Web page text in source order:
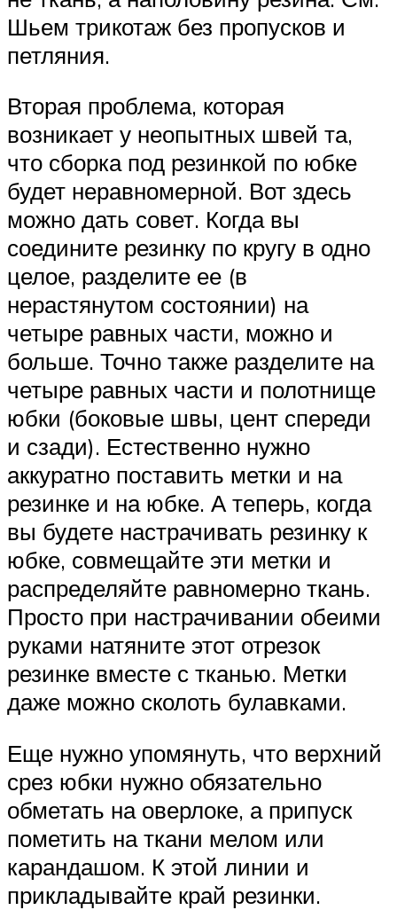
Шьем трикотаж без пропусков и
петляния.
Вторая проблема, которая
возникает у неопытных швей та,
что сборка под резинкой по юбке
будет неравномерной. Вот здесь
можно дать совет. Когда вы
соедините резинку по кругу в одно
целое, разделите ее (в
нерастянутом состоянии) на
четыре равных части, можно и
больше. Точно также разделите на
четыре равных части и полотнище
юбки (боковые швы, цент спереди
и сзади). Естественно нужно
аккуратно поставить метки и на
резинке и на юбке. А теперь, когда
вы будете настрачивать резинку к
юбке, совмещайте эти метки и
распределяйте равномерно ткань.
Просто при настрачивании обеими
руками натяните этот отрезок
резинке вместе с тканью. Метки
даже можно сколоть булавками.
Еще нужно упомянуть, что верхний
срез юбки нужно обязательно
обметать на оверлоке, а припуск
пометить на ткани мелом или
карандашом. К этой линии и
прикладывайте край резинки.